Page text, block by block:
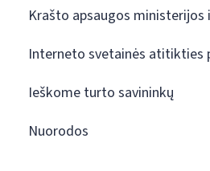
Krašto apsaugos
Interneto svetainės atitikties
Ieškome turto savininkų
Nuorodos